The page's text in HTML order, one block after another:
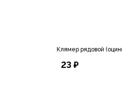
Клямер рядовой
23 ₽